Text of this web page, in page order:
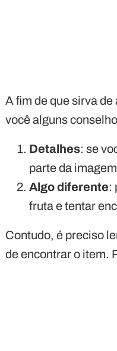
A fim de que sirva
você alguns
Detalhes: se
parte da
Algo diferente:
fruta e tentar
Contudo, é preciso
de encontrar o item.